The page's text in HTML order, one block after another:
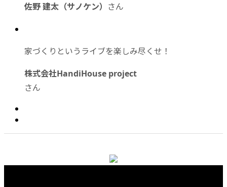
佐野 建太（サノケン） さん
家づくりというライブを楽しみ尽くせ！
株式会社HandiHouse project
さん